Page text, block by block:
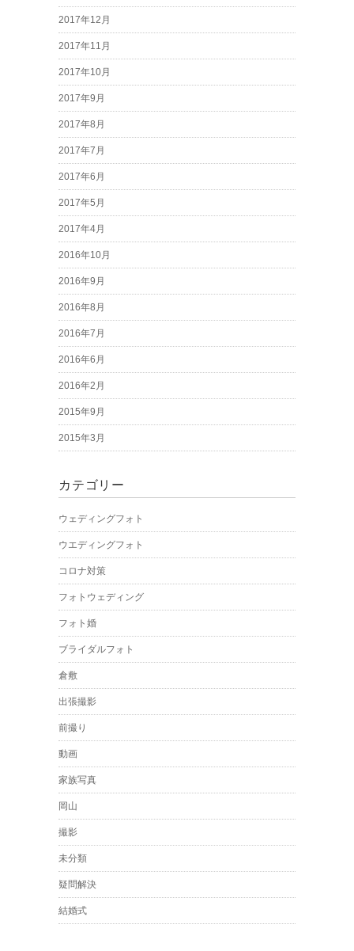
2017年12月
2017年11月
2017年10月
2017年9月
2017年8月
2017年7月
2017年6月
2017年5月
2017年4月
2016年10月
2016年9月
2016年8月
2016年7月
2016年6月
2016年2月
2015年9月
2015年3月
カテゴリー
ウェディングフォト
ウエディングフォト
コロナ対策
フォトウェディング
フォト婚
ブライダルフォト
倉敷
出張撮影
前撮り
動画
家族写真
岡山
撮影
未分類
疑問解決
結婚式